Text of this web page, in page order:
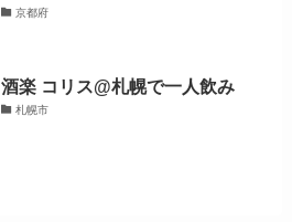
京都府
酒楽 コリス@札幌で一人飲み
札幌市